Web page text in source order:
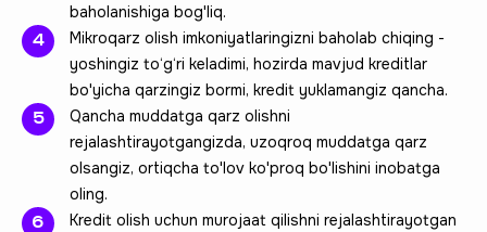
baholanishiga bog'liq.
Mikroqarz olish imkoniyatlaringizni baholab chiqing -
yoshingiz to‘g‘ri keladimi, hozirda mavjud kreditlar
bo'yicha qarzingiz bormi, kredit yuklamangiz qancha.
Qancha muddatga qarz olishni
rejalashtirayotgangizda, uzoqroq muddatga qarz
olsangiz, ortiqcha to'lov ko'proq bo'lishini inobatga
oling.
Kredit olish uchun murojaat qilishni rejalashtirayotgan